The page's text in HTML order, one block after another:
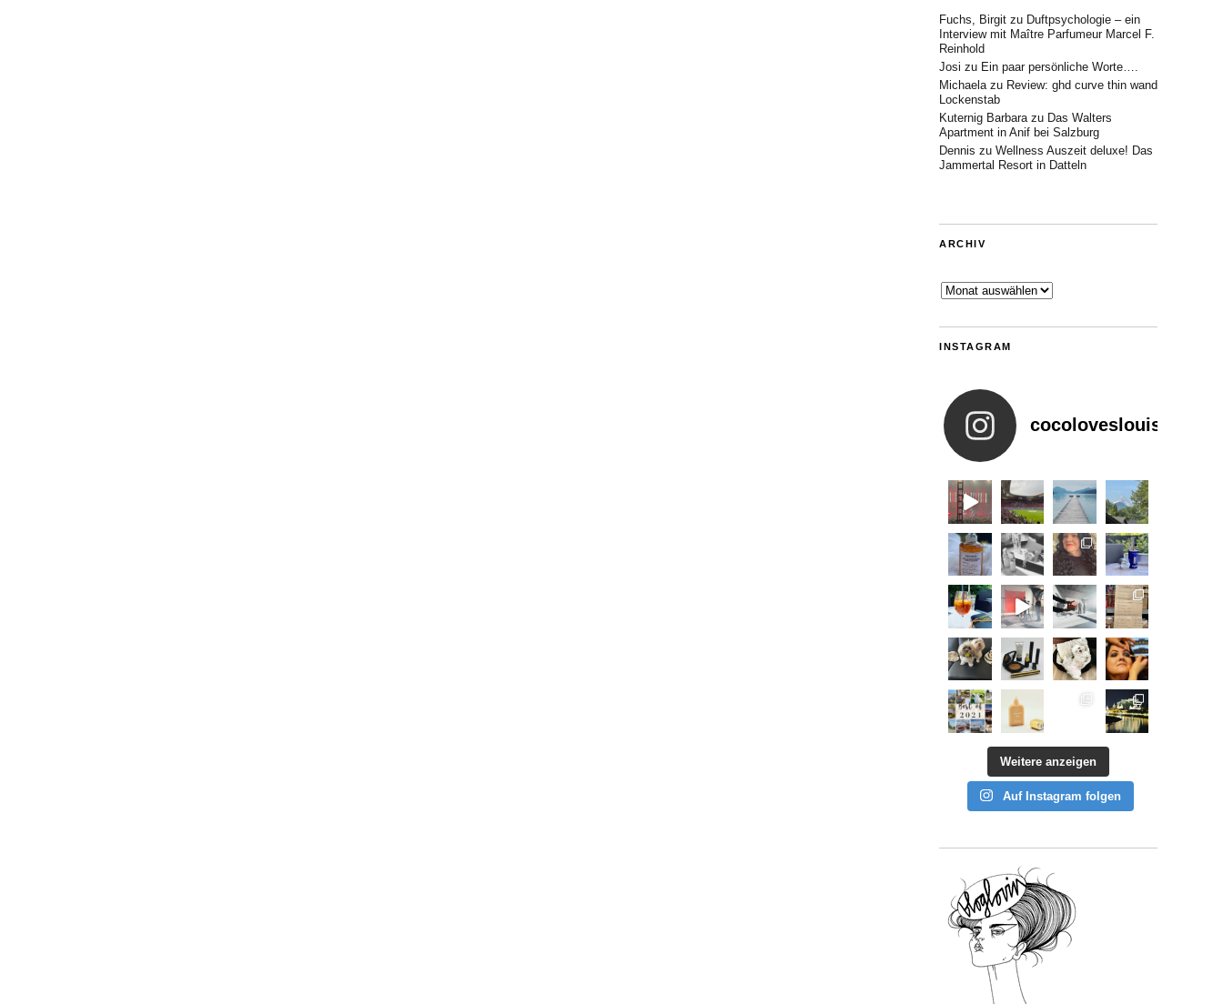
Fuchs, Birgit zu Duftpsychologie – ein
Interview mit Maître Parfumeur Marcel F.
Reinhold
Josi zu Ein paar persönliche Worte….
Michaelazu Review: ghd curve thin wand
Lockenstab
Kuternig Barbarazu Das Walters
Apartment in Anif bei Salzburg
Dennis zu Wellness Auszeit deluxe! Das
Jammertal Resort in Datteln
ARCHIV
Archiv
INSTAGRAM
cocoloveslouis
Weitere anzeigen
Auf Instagram folgen